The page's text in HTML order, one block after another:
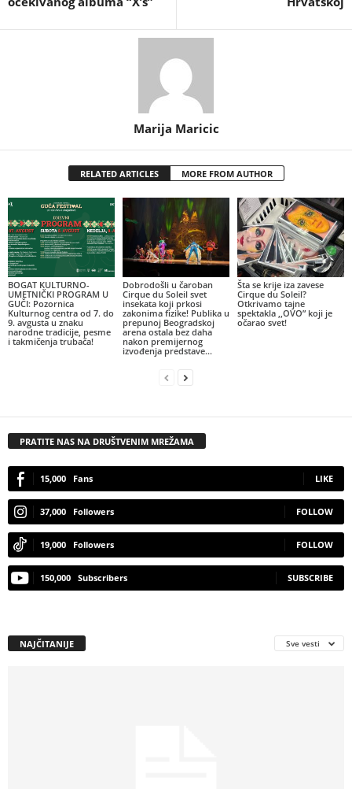
Marija Maricic
RELATED ARTICLES MORE FROM AUTHOR
BOGAT KULTURNO-
UMETNIČKI PROGRAM U
GUČI: Pozornica
Kulturnog centra od 7. do
9. avgusta u znaku
narodne tradicije, pesme
i takmičenja trubača!
Dobrodošli u čaroban
Cirque du Soleil svet
insekata koji prkosi
zakonima fizike! Publika u
prepunoj Beogradskoj
arena ostala bez daha
nakon premijernog
izvođenja predstave...
Šta se krije iza zavese
Cirque du Soleil?
Otkrivamo tajne
spektakla ,,OVO” koji je
očarao svet!
PRATITE NAS NA DRUŠTVENIM MREŽAMA
15,000 Fans LIKE
37,000 Followers FOLLOW
19,000 Followers FOLLOW
150,000 Subscribers SUBSCRIBE
NAJČITANIJE Sve vesti